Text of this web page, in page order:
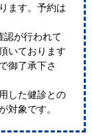
ます。予約は
認が行われて
いております
御了承下さ
した健診との
対象です。